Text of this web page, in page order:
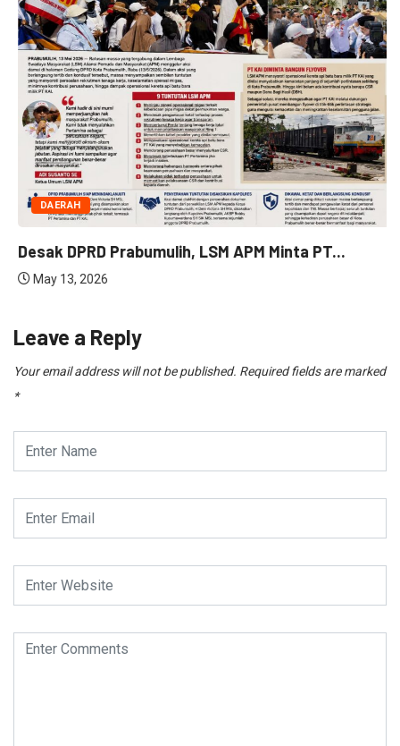
DAERAH
Desak DPRD Prabumulih, LSM APM Minta PT...
May 13, 2026
Leave a Reply
Your email address will not be published. Required fields are marked
*